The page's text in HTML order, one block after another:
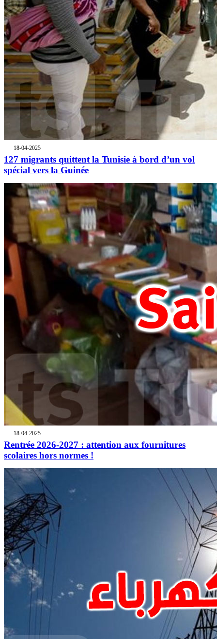
18-04-2025
127 migrants quittent la Tunisie à bord d’un vol
spécial vers la Guinée
18-04-2025
Rentrée 2026-2027 : attention aux fournitures
scolaires hors normes !